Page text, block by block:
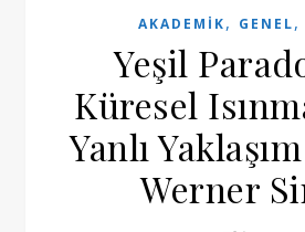
AKADEMIK, GENEL,
Yeşil
Küresel
Yanlı
Werner